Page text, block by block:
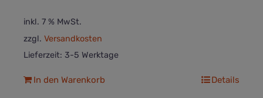
inkl. 7 % MwSt.
zzgl. Versandkosten
Lieferzeit: 3-5 Werktage
In den Warenkorb Details